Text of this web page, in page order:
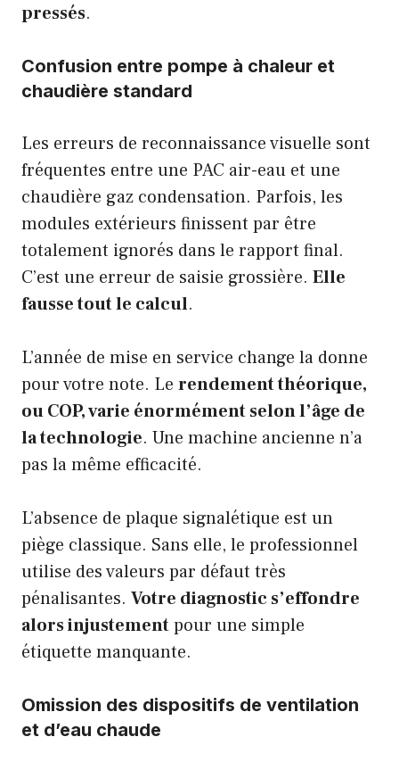
pressés.
Confusion entre pompe à chaleur et
chaudière standard
Les erreurs de reconnaissance visuelle sont
fréquentes entre une PAC air-eau et une
chaudière gaz condensation. Parfois, les
modules extérieurs finissent par être
totalement ignorés dans le rapport final.
C’est une erreur de saisie grossière. Elle
fausse tout le calcul.
L’année de mise en service change la donne
pour votre note. Le rendement théorique,
ou COP, varie énormément selon l’âge de
la technologie. Une machine ancienne n’a
pas la même efficacité.
L’absence de plaque signalétique est un
piège classique. Sans elle, le professionnel
utilise des valeurs par défaut très
pénalisantes. Votre diagnostic s’effondre
alors injustementpour une simple
étiquette manquante.
Omission des dispositifs de ventilation
et d’eau chaude